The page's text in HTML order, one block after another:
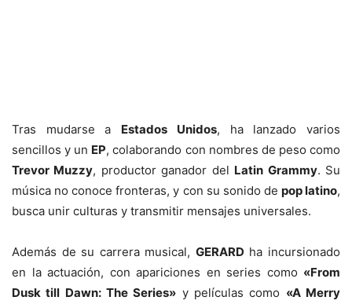
Tras mudarse a Estados Unidos, ha lanzado varios
sencillos y un EP, colaborando con nombres de peso como
Trevor Muzzy, productor ganador del Latin Grammy. Su
música no conoce fronteras, y con su sonido de pop latino,
busca unir culturas y transmitir mensajes universales.
Además de su carrera musical, GERARD ha incursionado
en la actuación, con apariciones en series como «From
Dusk till Dawn: The Series» y películas como «A Merry